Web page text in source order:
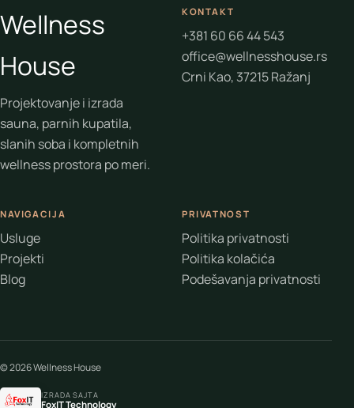
Wellness
House
Projektovanje i izrada
sauna, parnih kupatila,
slanih soba i kompletnih
wellness prostora po meri.
KONTAKT
+381 60 66 44 543
office@wellnesshouse.rs
Crni Kao, 37215 Ražanj
NAVIGACIJA
Usluge
Projekti
Blog
PRIVATNOST
Politika privatnosti
Politika kolačića
Podešavanja privatnosti
© 2026 Wellness House
IZRADA SAJTA
FoxIT Technology